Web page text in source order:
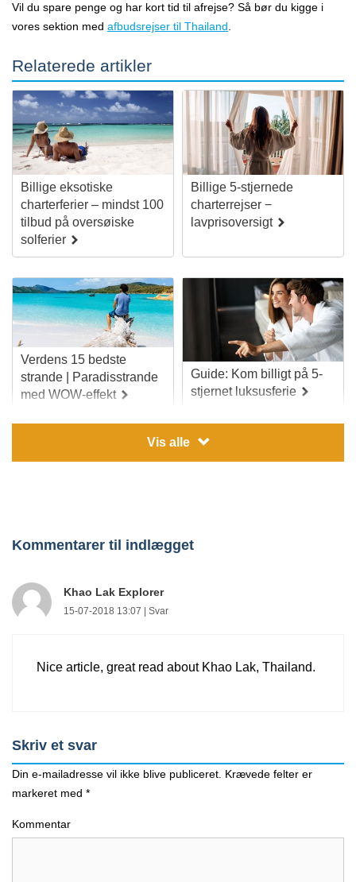
Vil du spare penge og har kort tid til afrejse? Så bør du kigge i
vores sektion med afbudsrejser til Thailand.
Relaterede artikler
Billige eksotiske
charterferier – mindst 100
tilbud på oversøiske
solferier
Billige 5-stjernede
charterrejser −
lavprisoversigt
Verdens 15 bedste
strande | Paradisstrande
med WOW-effekt
Guide: Kom billigt på 5-
stjernet luksusferie
15 dejlige feriesteder i
lavprisoversigt
Vis alle
Kommentarer til indlægget
Khao Lak Explorer
15-07-2018 13:07 | Svar
Nice article, great read about Khao Lak, Thailand.
Skriv et svar
Din e-mailadresse vil ikke blive publiceret. Krævede felter er
markeret med *
Kommentar